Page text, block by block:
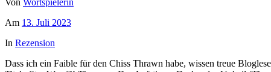
Von Wortspielerin
Am 13. Juli 2023
In Rezension
Dass ich ein Faible für den Chiss Thrawn habe, wissen treue